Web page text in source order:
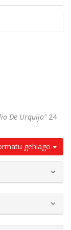
De Urquijo"24
gehiago